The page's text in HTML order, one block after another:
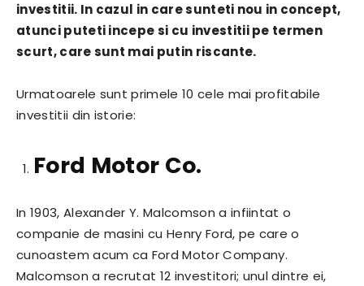
investitii. In cazul in care sunteti nou in concept,
atunci puteti incepe si cu investitii pe termen
scurt, care sunt mai putin riscante.
Urmatoarele sunt primele 10 cele mai profitabile
investitii din istorie:
Ford Motor Co.
In 1903, Alexander Y. Malcomson a infiintat o
companie de masini cu Henry Ford, pe care o
cunoastem acum ca Ford Motor Company.
Malcomson a recrutat 12 investitori; unul dintre ei,